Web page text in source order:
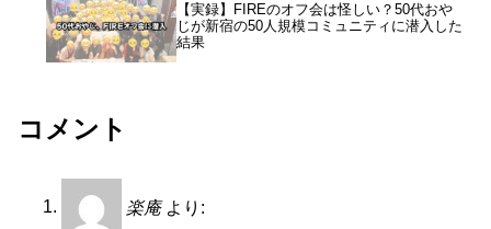
【実録】FIREのオフ会は怪しい？50代おや
じが新宿の50人規模コミュニティに潜入した
結果
コメント
楽庵 より: